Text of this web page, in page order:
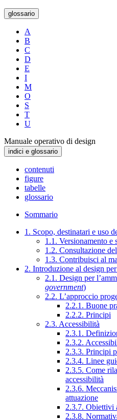
glossario
A
B
C
D
E
I
M
O
S
T
U
Manuale operativo di design
indici e glossario
contenuti
figure
tabelle
glossario
Sommario
1. Scopo, destinatari e uso
1.1. Versionamento e
1.2. Consultazione
1.3. Contribuisci al
2. Introduzione al design
2.1. Design per
government)
2.2. L’approccio
2.2.1. Buone
2.2.2. Principi
2.3. Accessibilità
2.3.1.
2.3.2.
2.3.3. Principi
2.3.4. Linee
2.3.5. Come
accessibilità
2.3.6.
attuazione
2.3.7. Obiettivi
2.3.8.